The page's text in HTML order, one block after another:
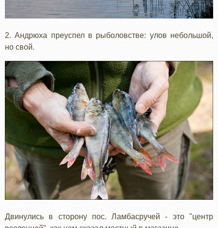
2. Андрюха преуспел в рыболовстве: улов небольшой,
но свой.
Двинулись в сторону пос. Ламбасручей - это "центр